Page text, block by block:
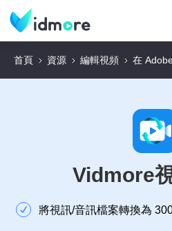
首頁 資源 編輯視頻 在
Vidmore
將視訊/音訊檔案轉換為